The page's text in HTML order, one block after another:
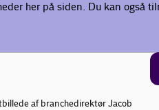
her på siden. Du kan også
billede af branchedirektør Jacob